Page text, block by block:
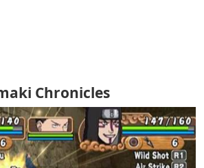
Chronicles